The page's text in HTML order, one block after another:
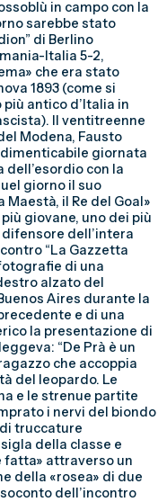
in campo con la
sarebbe stato
di Berlino
Italia 5-2,
che era stato
1893 (come si
antico d’Italia in
Il ventitreenne
Modena, Fausto
giornata
con la
giorno il suo
il Re del Goal»
giovane, uno dei più
dell’intera
“La Gazzetta
di una
alzato del
Aires durante la
e di una
la presentazione di
“De Prà è un
che accoppia
del leopardo. Le
e le strenue partite
i nervi del biondo
truccature
della classe e
fatta» attraverso un
della «rosea» di due
dell’incontro